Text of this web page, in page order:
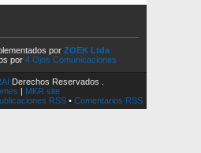
por ZOEK Ltda
por 4 Ojos Comunicaciones
Derechos Reservados .
MKR site
RSS • Comentarios RSS